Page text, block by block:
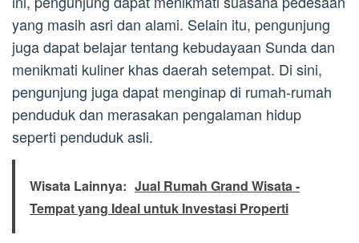
yang masih asri dan alami. Selain itu, pengunjung
juga dapat belajar tentang kebudayaan Sunda dan
menikmati kuliner khas daerah setempat. Di sini,
pengunjung juga dapat menginap di rumah-rumah
penduduk dan merasakan pengalaman hidup
seperti penduduk asli.
Wisata Lainnya: Jual Rumah Grand Wisata -
Tempat yang Ideal untuk Investasi Properti